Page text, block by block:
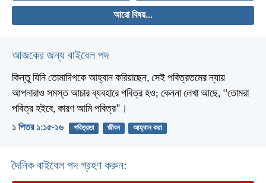
আরো বিষয়...
আজকের জন্য বাইবেল পদ
কিন্তু যিনি তোমাদিগকে আহ্বান করিয়াছেন, সেই পবিত্রতমের ন্যায়
আপনারাও সমস্ত আচার ব্যবহারে পবিত্র হও; কেননা লেখা আছে, ‘‘তোমরা
পবিত্র হইবে, কারণ আমি পবিত্র”।
১ পিতর ১:১৫-১৬ পবিত্রতা জীবন আহ্বান করা
দৈনিক বাইবেল পদ গ্রহণ করুন: